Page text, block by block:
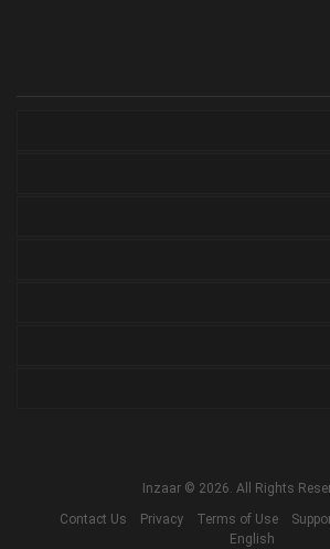
Inzaar © 2026. All Rights
Contact Us
Privacy Terms of Use
English